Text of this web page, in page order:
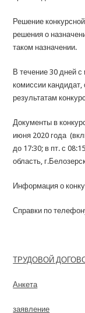
Решение
решения о
таком назначении.
В течение 30 дней
комиссии кандидат,
результатам
Документы в
июня 2020 года
до 17:30; в пт. с
область,
Информация о
Справки по
ТРУДОВОЙ
Анкета
заявление